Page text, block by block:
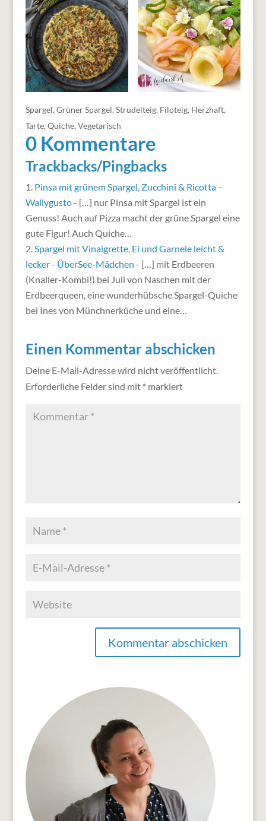
Spargel,Grüner Spargel,Strudelteig, Filoteig, Herzhaft,
Tarte,Quiche,Vegetarisch
0 Kommentare
Trackbacks/Pingbacks
Pinsa mit grünem Spargel, Zucchini & Ricotta –
Wallygusto- […] nur Pinsa mit Spargel ist ein
Genuss! Auch auf Pizza macht der grüne Spargel eine
gute Figur! Auch Quiche…
Spargel mit Vinaigrette, Ei und Garnele leicht &
lecker - ÜberSee-Mädchen - […] mit Erdbeeren
(Knaller-Kombi!) bei Juli von Naschen mit der
Erdbeerqueen, eine wunderhübsche Spargel-Quiche
bei Ines von Münchnerküche und eine…
Einen Kommentar abschicken
Deine E-Mail-Adresse wird nicht veröffentlicht.
Erforderliche Felder sind mit *markiert
Kommentar abschicken